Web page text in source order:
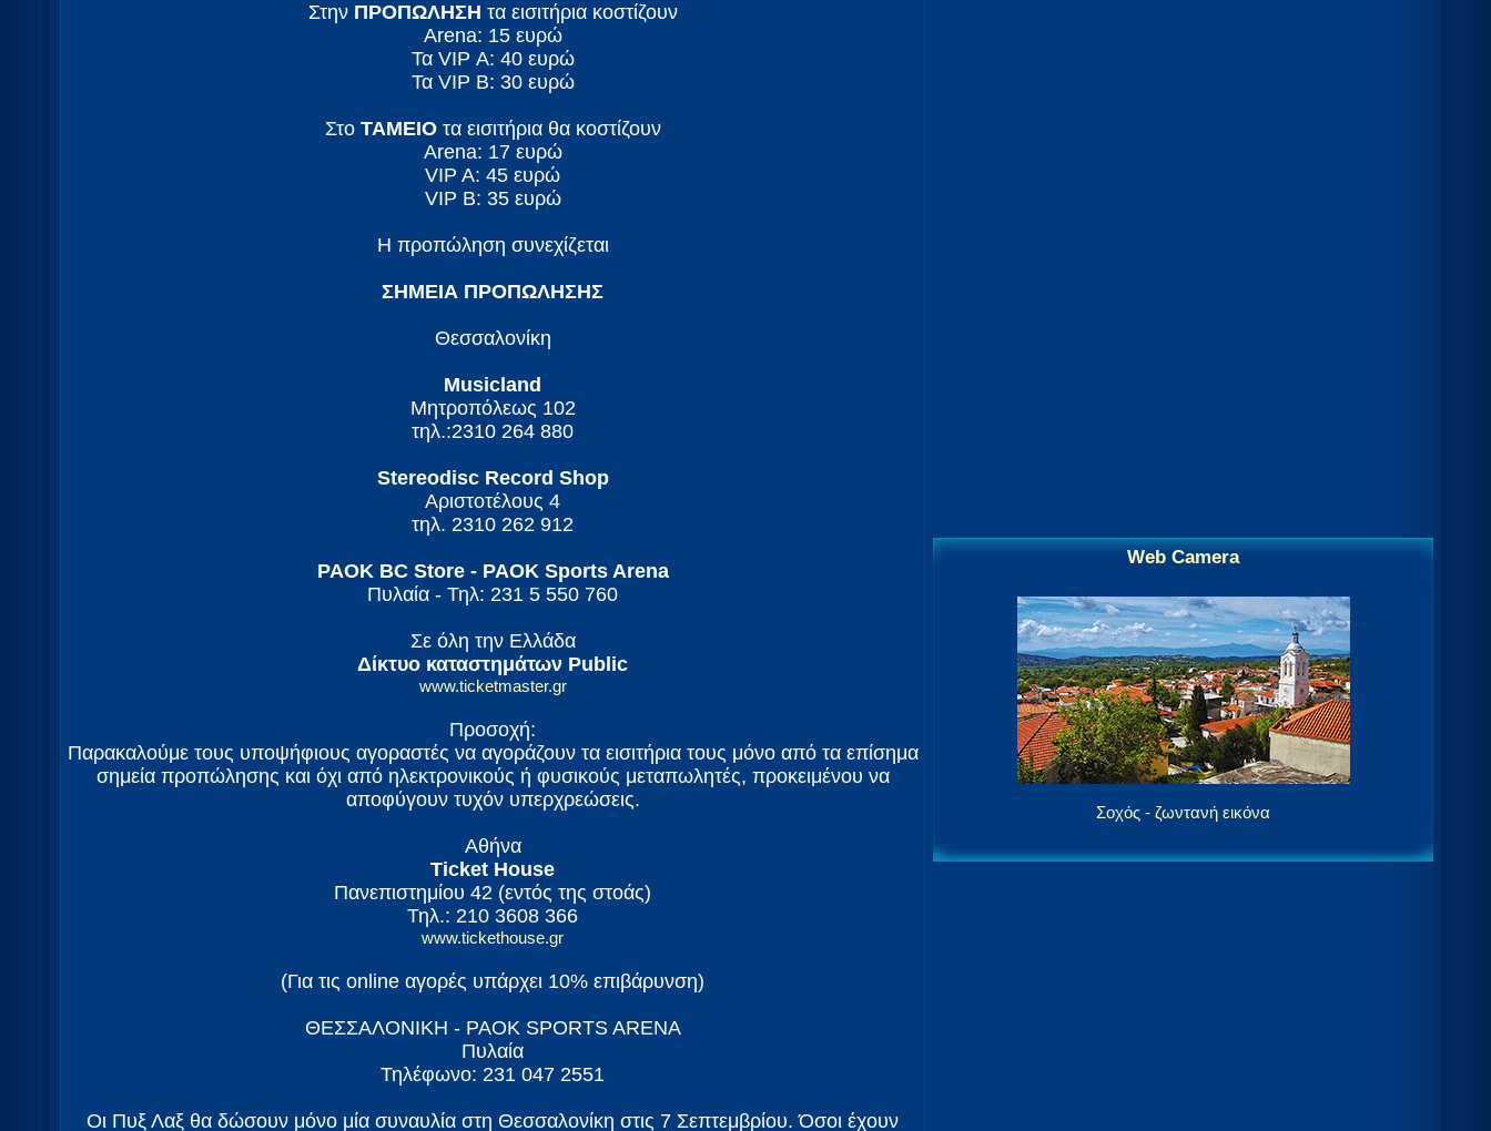
Στην ΠΡΟΠΩΛΗΣΗ τα εισιτήρια κοστίζουν
Arena: 15 ευρώ
Τα VIP Α: 40 ευρώ
Τα VIP B: 30 ευρώ
Στο TAMEIOτα εισιτήρια θα κοστίζουν
Arena: 17 ευρώ
VIP A: 45 ευρώ
VIP B: 35 ευρώ
Η προπώληση συνεχίζεται
ΣΗΜΕΙΑ ΠΡΟΠΩΛΗΣΗΣ
Θεσσαλονίκη
Musicland
Μητροπόλεως 102
τηλ.:2310 264 880
Stereodisc Record Shop
Αριστοτέλους 4
τηλ. 2310 262 912
PAOK BC Store - PAOK Sports Arena
Πυλαία - Τηλ: 231 5 550 760
Σε όλη την Ελλάδα
Δίκτυο καταστημάτων Public
www.ticketmaster.gr
Προσοχή:
Παρακαλούμε τους υποψήφιους αγοραστές να αγοράζουν τα εισιτήρια τους μόνο από τα επίσημα
σημεία προπώλησης και όχι από ηλεκτρονικούς ή φυσικούς μεταπωλητές, προκειμένου να
αποφύγουν τυχόν υπερχρεώσεις.
Αθήνα
Ticket House
Πανεπιστημίου 42 (εντός της στοάς)
Τηλ.: 210 3608 366
www.tickethouse.gr
(Για τις online αγορές υπάρχει 10% επιβάρυνση)
ΘΕΣΣΑΛΟΝΙΚΗ - PAOK SPORTS ARENA
Πυλαία
Τηλέφωνο: 231 047 2551
Οι Πυξ Λαξ θα δώσουν μόνο μία συναυλία στη Θεσσαλονίκη στις 7 Σεπτεμβρίου. Όσοι έχουν
Web Camera
Σοχός - ζωντανή εικόνα